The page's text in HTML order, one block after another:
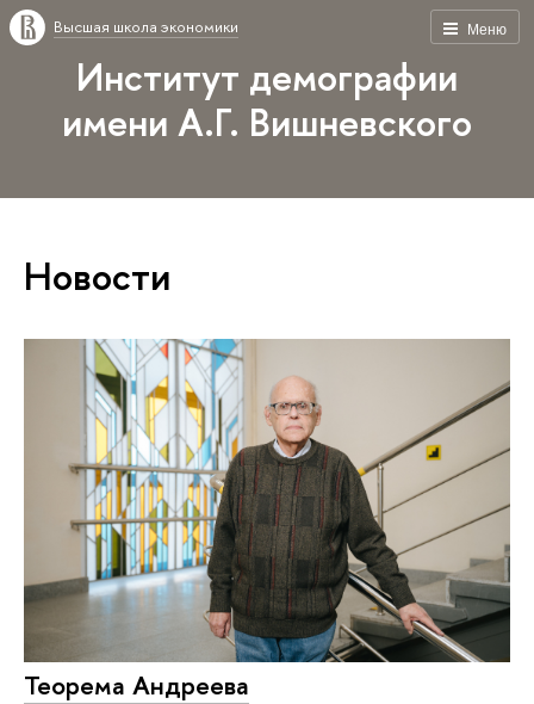
Меню
Высшая школа экономики
Институт демографии
имени А.Г. Вишневского
Новости
Теорема Андреева